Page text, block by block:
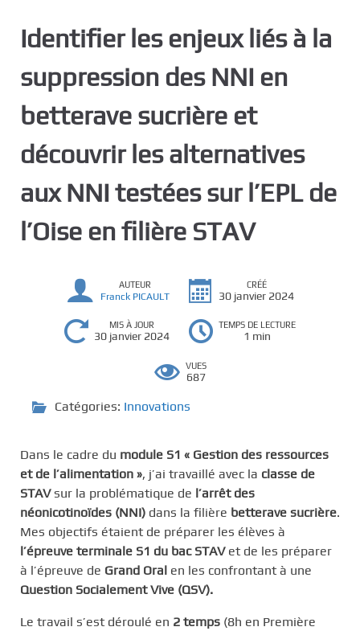
Identifier les enjeux liés à la
suppression des NNI en
betterave sucrière et
découvrir les alternatives
aux NNI testées sur l’EPL de
l’Oise en filière STAV
AUTEUR
Franck PICAULT
CRÉÉ
30 janvier 2024
MIS À JOUR
30 janvier 2024
TEMPS DE LECTURE
1 min
VUES
687
Catégories: Innovations
Dans le cadre du module S1 « Gestion des ressources
et de l’alimentation », j’ai travaillé avec la classe de
STAVsur la problématique de l’arrêt des
néonicotinoïdes (NNI) dans la filière betterave sucrière.
Mes objectifs étaient de préparer les élèves à
l’épreuve terminale S1 du bac STAV et de les préparer
à l’épreuve de Grand Oral en les confrontant à une
Question Socialement Vive (QSV).
Le travail s’est déroulé en 2 temps (8h en Première